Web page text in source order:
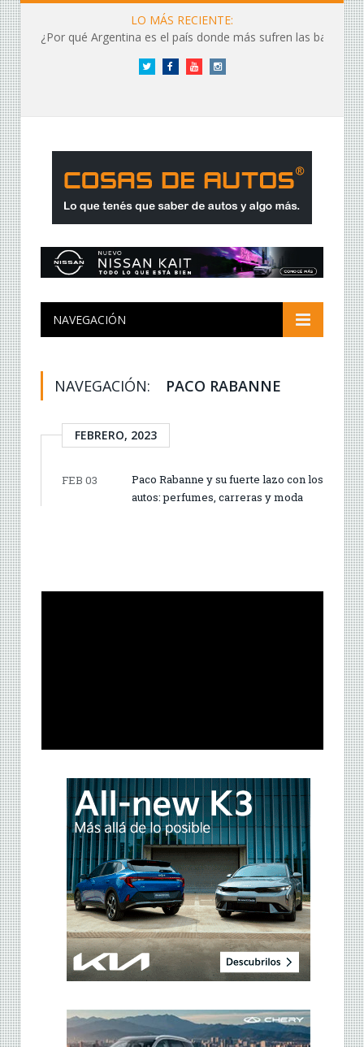
LO MÁS RECIENTE:
¿Por qué Argentina es el país donde más sufren las baterías?
Twitter FacebookYouTubeInstagram
NAVEGACIÓN
NAVEGACIÓN: PACO RABANNE
FEBRERO, 2023
FEB 03
Paco Rabanne y su fuerte lazo con los
autos: perfumes, carreras y moda